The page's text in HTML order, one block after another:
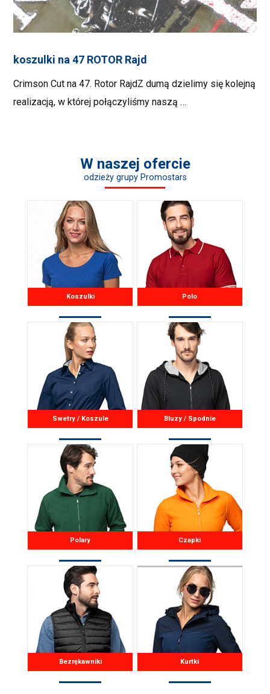
koszulki na 47 ROTOR Rajd
Crimson Cut na 47. Rotor RajdZ dumą dzielimy się kolejną
realizacją, w której połączyliśmy naszą …
W naszej ofercie
odzieży grupy Promostars
Koszulki Polo
Swetry / Koszule Bluzy / Spodnie
Polary Czapki
Bezrękawniki Kurtki